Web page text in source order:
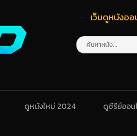
เว็บดูหนังอ
ดูหนังใหม่ 2024 ดูซีรีย์ออน